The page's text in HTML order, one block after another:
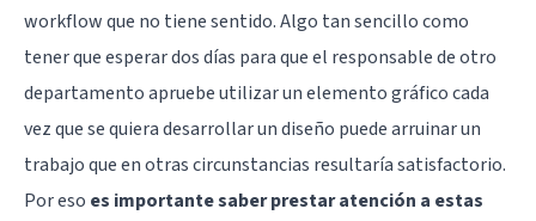
workflow que no tiene sentido. Algo tan sencillo como
tener que esperar dos días para que el responsable de otro
departamento apruebe utilizar un elemento gráfico cada
vez que se quiera desarrollar un diseño puede arruinar un
trabajo que en otras circunstancias resultaría satisfactorio.
Por eso es importante saber prestar atención a estas